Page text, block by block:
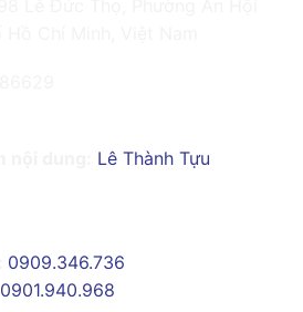
Lê Thành Tựu
0909.346.736
0901.940.968